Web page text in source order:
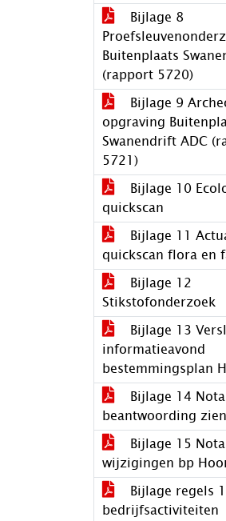
Bijlage 8
Buitenplaats
(rapport 5720)
Bijlage 9
opgraving
Swanendrift ADC
5721)
Bijlage 10
quickscan
Bijlage 11
quickscan flora en
Bijlage 12
Stikstofonderzoek
Bijlage 13
informatieavond
bestemmingsplan
Bijlage 14
beantwoording
Bijlage 15
wijzigingen bp
Bijlage regels
bedrijfsactiviteiten